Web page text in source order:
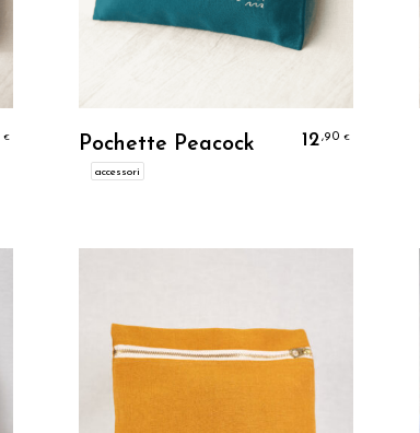
€
Personalizzo
Pochette Peacock
accessori
12,90 €